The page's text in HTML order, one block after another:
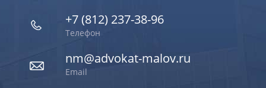
+7 (812) 237-38-96
Телефон
nm@advokat-malov.ru
Email